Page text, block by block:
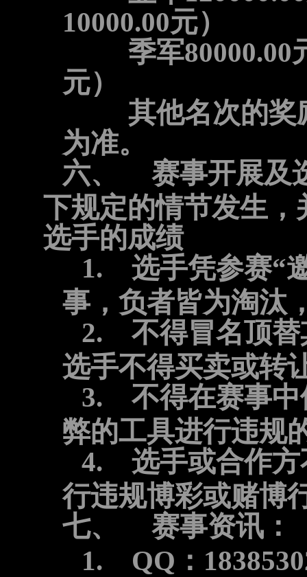
10000.00元）
季军80000.00
元）
其他名次的奖
为准。
六、
赛事开展及
下规定的情节发生
选手的成绩
1.
选手凭参赛“
事，负者皆为淘汰
2.
不得冒名顶
选手不得买卖或转
3.
不得在赛事
弊的工具进行违规
4.
选手或合作
行违规博彩或赌博
七、
赛事资讯：
1.
QQ ：